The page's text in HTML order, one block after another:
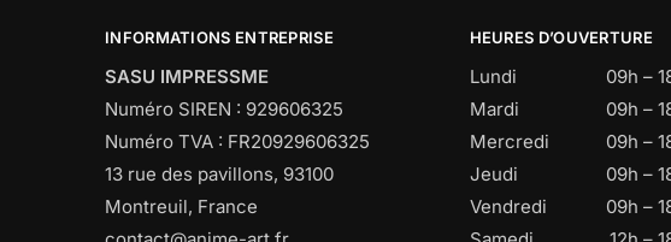
INFORMATIONS ENTREPRISE
SASU IMPRESSME
Numéro SIREN : 929606325
Numéro TVA : FR20929606325
13 rue des pavillons, 93100
Montreuil, France
HEURES D’OUVERTURE
Lundi
09h –
Mardi
09h –
Mercredi
09h –
Jeudi
09h –
Vendredi
09h –